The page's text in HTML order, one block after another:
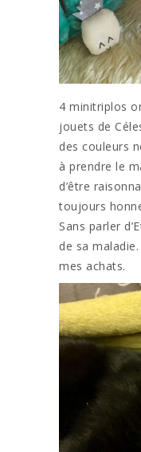
4 minitriplos
jouets de
des couleurs
à prendre le
d’être
toujours
Sans parler
de sa
mes achats.